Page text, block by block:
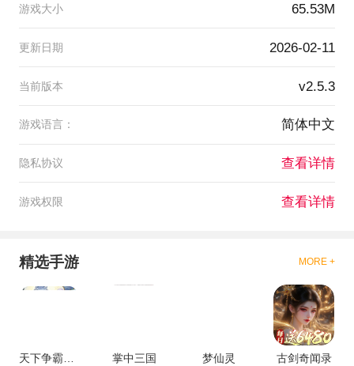
游戏大小 65.53M
更新日期 2026-02-11
当前版本 v2.5.3
游戏语言： 简体中文
隐私协议 查看详情
游戏权限 查看详情
精选手游 MORE +
天下争霸三国志
掌中三国
梦仙灵
古剑奇闻录